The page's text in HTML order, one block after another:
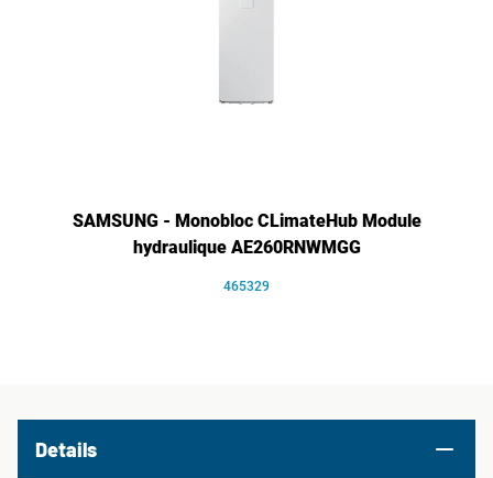
SAMSUNG - Monobloc CLimateHub Module
hydraulique AE260RNWMGG
465329
Details